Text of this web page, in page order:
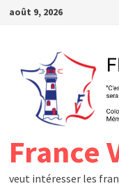
Passer
août 9, 2026
France
veut intéresser les